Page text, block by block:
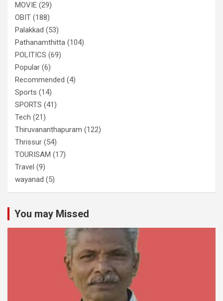
MOVIE (29)
OBIT (188)
Palakkad (53)
Pathanamthitta (104)
POLITICS (69)
Popular (6)
Recommended (4)
Sports (14)
SPORTS (41)
Tech (21)
Thiruvananthapuram (122)
Thrissur (54)
TOURISAM (17)
Travel (9)
wayanad (5)
You may Missed